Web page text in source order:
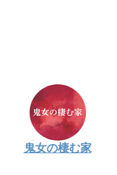
鬼女の棲む家